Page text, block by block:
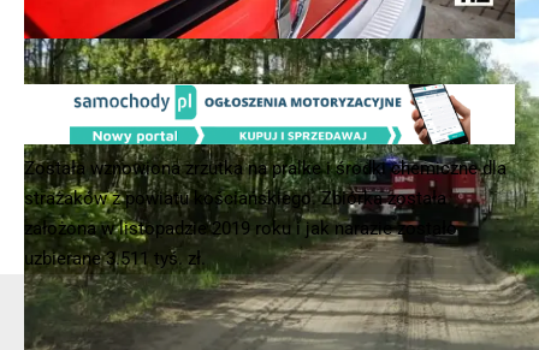
Została wznowiona zrzutka na pralke i środki chemiczne dla
strażaków z powiatu kościańskiego. Zbiórka została
założona w listopadzie 2019 roku i jak narazie zostało
uzbierane 3.511 tyś. zł.